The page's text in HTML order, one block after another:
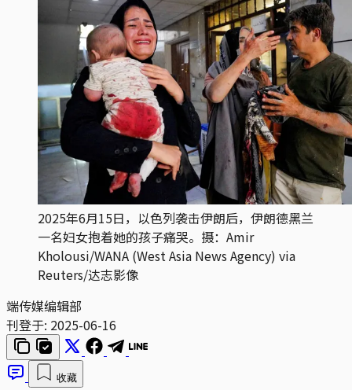
2025年6月15日，以色列袭击伊朗后，伊朗德黑兰
一名妇女抱着她的孩子痛哭。摄：Amir
Kholousi/WANA (West Asia News Agency) via
Reuters/达志影像
端传媒编辑部
刊登于: 2025-06-16
收藏